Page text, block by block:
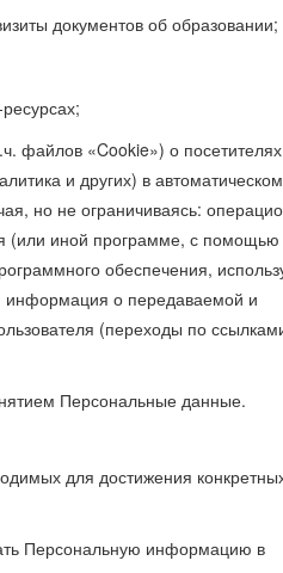
документов об образовании;
файлов «Cookie») о посетителях
и других) в автоматическом
но не ограничиваясь:
(или иной программе, с помощью
обеспечения,
информация о передаваемой и
(переходы по
Персональные данные.
для достижения
Персональную информацию в